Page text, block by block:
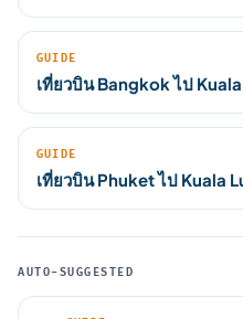
GUIDE
เที่ยวบิน Bangkok ไป
GUIDE
เที่ยวบิน Phuket ไป Kuala
AUTO-SUGGESTED